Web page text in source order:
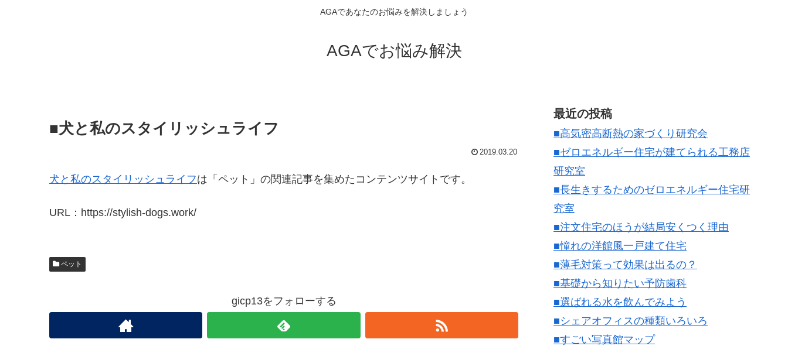
AGAであなたのお悩みを解決しましょう
AGAでお悩み解決
■犬と私のスタイリッシュライフ
2019.03.20
犬と私のスタイリッシュライフは「ペット」の関連記事を集めたコンテンツサイトです。
URL：https://stylish-dogs.work/
ペット
gicp13をフォローする
最近の投稿
■高気密高断熱の家づくり研究会
■ゼロエネルギー住宅が建てられる工務店
研究室
■長生きするためのゼロエネルギー住宅研
究室
■注文住宅のほうが結局安くつく理由
■憧れの洋館風一戸建て住宅
■薄毛対策って効果は出るの？
■基礎から知りたい予防歯科
■選ばれる水を飲んでみよう
■シェアオフィスの種類いろいろ
■すごい写真館マップ